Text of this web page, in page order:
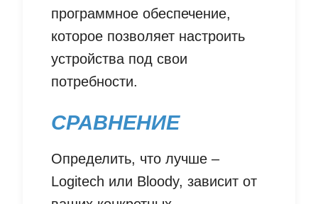
программное обеспечение,
которое позволяет настроить
устройства под свои
потребности.
СРАВНЕНИЕ
Определить, что лучше –
Logitech или Bloody, зависит от